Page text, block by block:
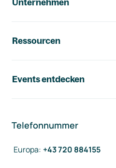
Unternehmen
Ressourcen
Events entdecken
Telefonnummer
Europa: +43 720 884155